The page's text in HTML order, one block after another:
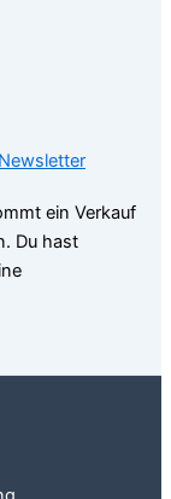
ein Verkauf
Du hast